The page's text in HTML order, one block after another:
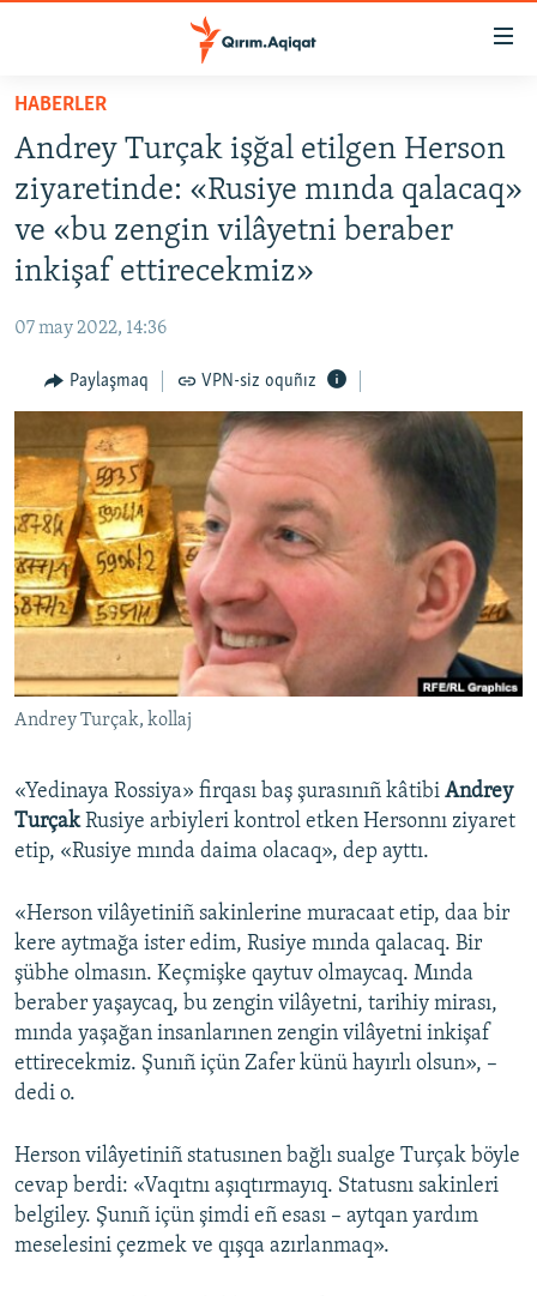
Esas
qaytmaq
Baş
navigatsiyağa
qaytmaq
Qıdıruvğa
HABERLER
İQTİSADİYAT
CEMİYET
İNSAN AQLARI
VİDEO
BLOGLAR
FİKİR
Русский
Українською
QOŞULIÑIZ!
RFE/RS bütün saytları
HABERLER
Andrey Turçak işğal etilgen Herson
ziyaretinde: «Rusiye mında qalacaq»
ve «bu zengin vilâyetni beraber
inkişaf ettirecekmiz»
07 may 2022, 14:36
Paylaşmaq VPN-siz oquñız
Andrey Turçak, kollaj
«Yedinaya Rossiya» firqası baş şurasınıñ kâtibi Andrey
TurçakRusiye arbiyleri kontrol etken Hersonnı ziyaret
etip, «Rusiye mında daima olacaq», dep ayttı.
«Herson vilâyetiniñ sakinlerine muracaat etip, daa bir
kere aytmağa ister edim, Rusiye mında qalacaq. Bir
şübhe olmasın. Keçmişke qaytuv olmaycaq. Mında
beraber yaşaycaq, bu zengin vilâyetni, tarihiy mirası,
mında yaşağan insanlarınen zengin vilâyetni inkişaf
ettirecekmiz. Şunıñ içün Zafer künü hayırlı olsun», –
dedi o.
Herson vilâyetiniñ statusınen bağlı sualge Turçak böyle
cevap berdi: «Vaqıtnı aşıqtırmayıq. Statusnı sakinleri
belgiley. Şunıñ içün şimdi eñ esası – aytqan yardım
meselesini çezmek ve qışqa azırlanmaq».